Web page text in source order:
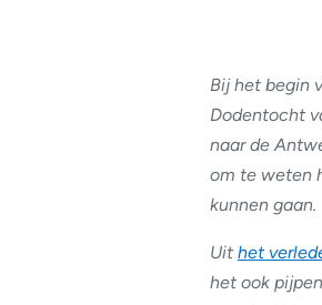
Bij het begin
Dodentocht
naar de
om te weten
kunnen gaan.
Uit het
het ook